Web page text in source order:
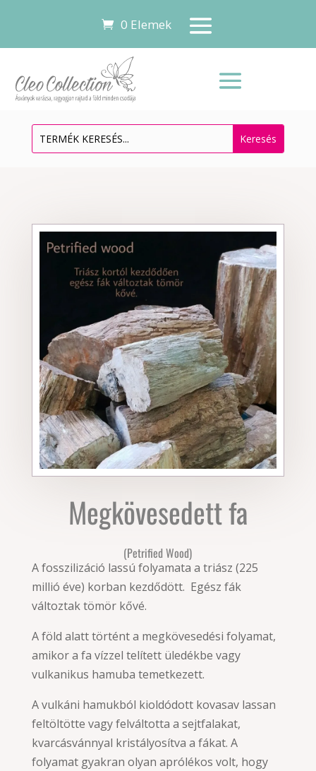
0 Elemek
Megkövesedett fa
(Petrified Wood)
A fosszilizáció lassú folyamata a triász (225
millió éve) korban kezdődött. Egész fák
változtak tömör kővé.
A föld alatt történt a megkövesedési folyamat,
amikor a fa vízzel telített üledékbe vagy
vulkanikus hamuba temetkezett.
A vulkáni hamukból kioldódott kovasav lassan
feltöltötte vagy felváltotta a sejtfalakat,
kvarcásvánnyal kristályosítva a fákat. A
folyamat gyakran olyan aprólékos volt, hogy